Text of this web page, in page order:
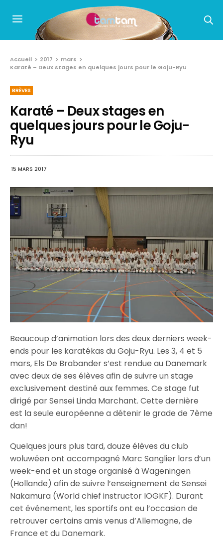
Accueil 2017
mars
Karaté – Deux stages en quelques jours pour le Goju-Ryu
BRÈVES
Karaté – Deux stages en
quelques jours pour le Goju-
Ryu
15 MARS 2017
Beaucoup d’animation lors des deux derniers week-
ends pour les karatékas du Goju-Ryu. Les 3, 4 et 5
mars, Els De Brabander s’est rendue au Danemark
avec deux de ses élèves afin de suivre un stage
exclusivement destiné aux femmes. Ce stage fut
dirigé par Sensei Linda Marchant. Cette dernière
est la seule européenne a détenir le grade de 7ème
dan!
Quelques jours plus tard, douze élèves du club
woluwéen ont accompagné Marc Sanglier lors d’un
week-end et un stage organisé à Wageningen
(Hollande) afin de suivre l’enseignement de Sensei
Nakamura (World chief instructor IOGKF). Durant
cet événement, les sportifs ont eu l’occasion de
retrouver certains amis venus d’Allemagne, de
France et du Danemark.